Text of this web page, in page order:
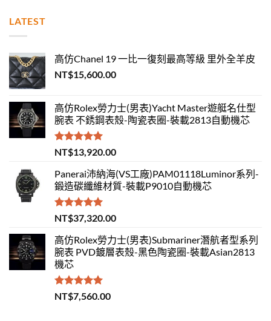
LATEST
高仿Chanel 19 一比一復刻最高等級 里外全羊皮
NT$15,600.00
高仿Rolex勞力士(男表)Yacht Master遊艇名仕型
腕表 不銹鋼表殼-陶瓷表圈-裝載2813自動機芯
評分5.00
滿分 5
NT$13,920.00
Panerai沛納海(VS工廠)PAM01118Luminor系列-
鍛造碳纖維材質-裝載P9010自動機芯
評分5.00
滿分 5
NT$37,320.00
高仿Rolex勞力士(男表)Submariner潛航者型系列
腕表 PVD鍍層表殼-黑色陶瓷圈-裝載Asian2813
機芯
評分 5.00
滿分 5
NT$7,560.00